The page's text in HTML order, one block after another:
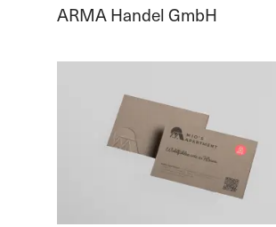
ARMA Handel GmbH